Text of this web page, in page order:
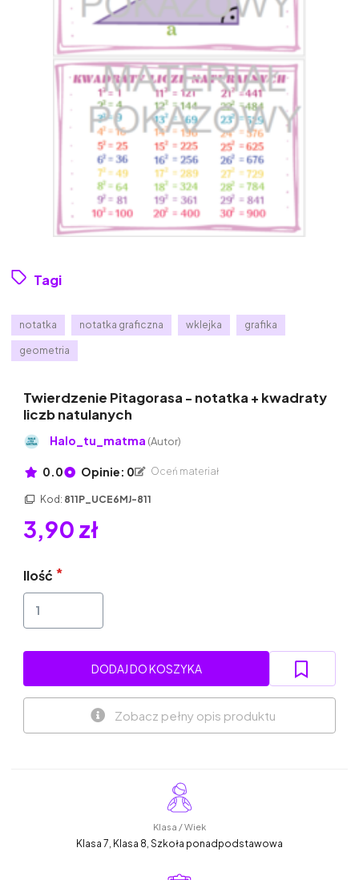
Tagi
notatka notatka graficzna wklejka grafika
geometria
Twierdzenie Pitagorasa - notatka + kwadraty
liczb natulanych
Halo_tu_matma (Autor)
0.0 Opinie: 0 Oceń materiał
Kod: 811P_UCE6MJ-811
3,90 zł
Ilość
DODAJ DO KOSZYKA
Zobacz pełny opis produktu
Klasa / Wiek
Klasa 7, Klasa 8, Szkoła ponadpodstawowa